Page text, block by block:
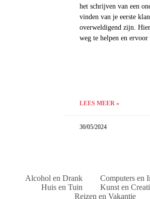
het schrijven van een
vinden van je eerste
overweldigend zijn.
weg te helpen en ervoor
LEES MEER »
30/05/2024
Alcohol en Drank Computers en
Huis en Tuin
Kunst en
Reizen en Vakantie